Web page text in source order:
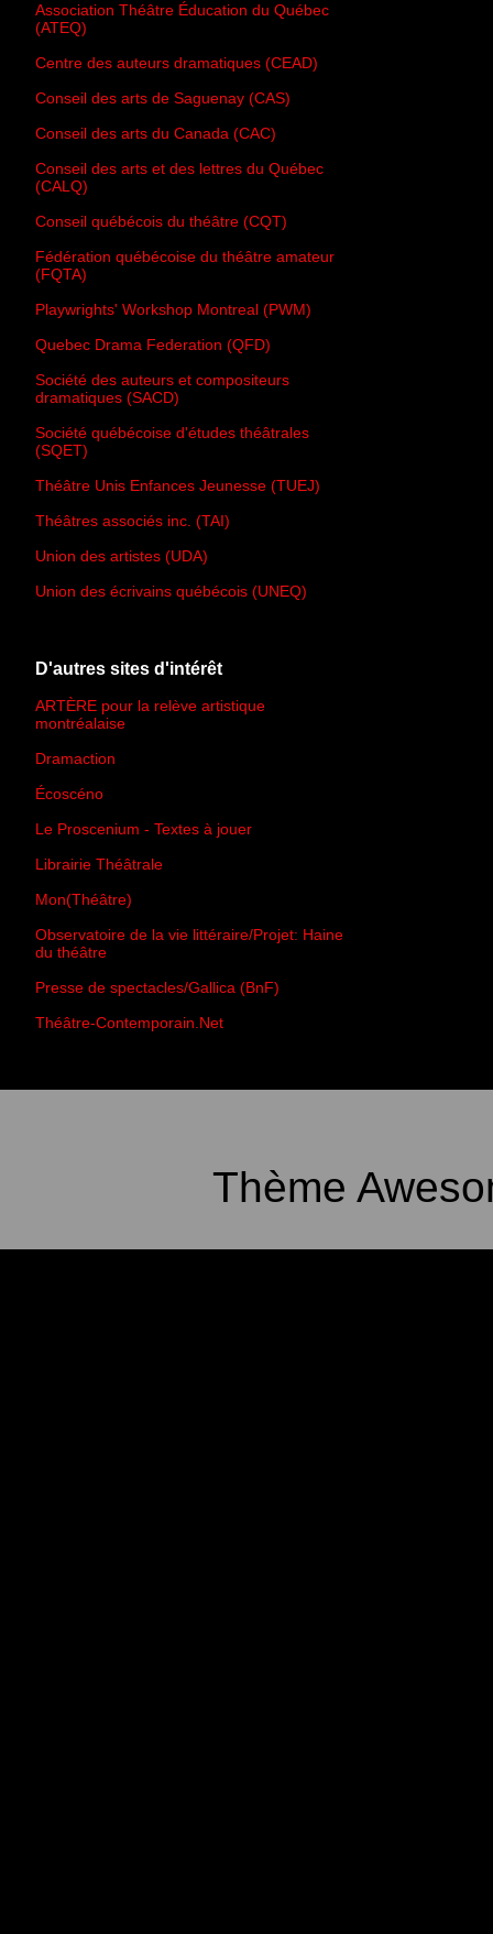
Association Théâtre Éducation du Québec
(ATEQ)
Centre des auteurs dramatiques (CEAD)
Conseil des arts de Saguenay (CAS)
Conseil des arts du Canada (CAC)
Conseil des arts et des lettres du Québec
(CALQ)
Conseil québécois du théâtre (CQT)
Fédération québécoise du théâtre amateur
(FQTA)
Playwrights' Workshop Montreal (PWM)
Quebec Drama Federation (QFD)
Société des auteurs et compositeurs
dramatiques (SACD)
Société québécoise d'études théâtrales
(SQET)
Théâtre Unis Enfances Jeunesse (TUEJ)
Théâtres associés inc. (TAI)
Union des artistes (UDA)
Union des écrivains québécois (UNEQ)
D'autres sites d'intérêt
ARTÈRE pour la relève artistique
montréalaise
Dramaction
Écoscéno
Le Proscenium - Textes à jouer
Librairie Théâtrale
Mon(Théâtre)
Observatoire de la vie littéraire/Projet: Haine
du théâtre
Presse de spectacles/Gallica (BnF)
Théâtre-Contemporain.Net
Thème